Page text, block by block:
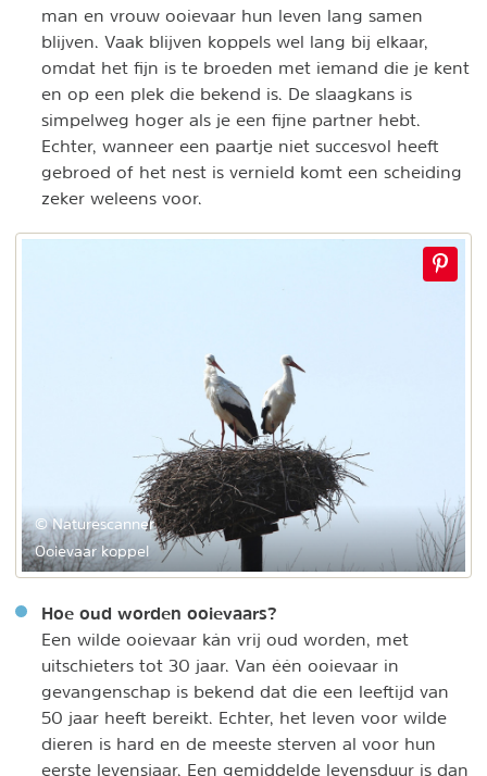
man en vrouw ooievaar hun leven lang samen
blijven. Vaak blijven koppels wel lang bij elkaar,
omdat het fijn is te broeden met iemand die je kent
en op een plek die bekend is. De slaagkans is
simpelweg hoger als je een fijne partner hebt.
Echter, wanneer een paartje niet succesvol heeft
gebroed of het nest is vernield komt een scheiding
zeker weleens voor.
© Naturescanner
Ooievaar koppel
Hoe oud worden ooievaars?
Een wilde ooievaar kán vrij oud worden, met
uitschieters tot 30 jaar. Van één ooievaar in
gevangenschap is bekend dat die een leeftijd van
50 jaar heeft bereikt. Echter, het leven voor wilde
dieren is hard en de meeste sterven al voor hun
eerste levensjaar. Een gemiddelde levensduur is dan